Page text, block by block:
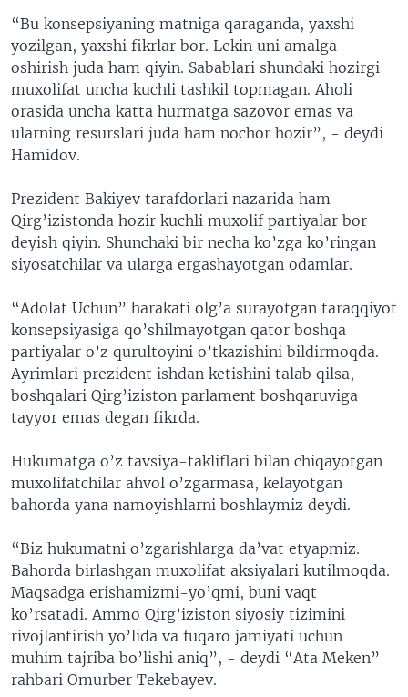
“Bu konsepsiyaning matniga qaraganda, yaxshi
yozilgan, yaxshi fikrlar bor. Lekin uni amalga
oshirish juda ham qiyin. Sabablari shundaki hozirgi
muxolifat uncha kuchli tashkil topmagan. Aholi
orasida uncha katta hurmatga sazovor emas va
ularning resurslari juda ham nochor hozir”, - deydi
Hamidov.
Prezident Bakiyev tarafdorlari nazarida ham
Qirg’izistonda hozir kuchli muxolif partiyalar bor
deyish qiyin. Shunchaki bir necha ko’zga ko’ringan
siyosatchilar va ularga ergashayotgan odamlar.
“Adolat Uchun” harakati olg’a surayotgan taraqqiyot
konsepsiyasiga qo’shilmayotgan qator boshqa
partiyalar o’z qurultoyini o’tkazishini bildirmoqda.
Ayrimlari prezident ishdan ketishini talab qilsa,
boshqalari Qirg’iziston parlament boshqaruviga
tayyor emas degan fikrda.
Hukumatga o’z tavsiya-takliflari bilan chiqayotgan
muxolifatchilar ahvol o’zgarmasa, kelayotgan
bahorda yana namoyishlarni boshlaymiz deydi.
“Biz hukumatni o’zgarishlarga da’vat etyapmiz.
Bahorda birlashgan muxolifat aksiyalari kutilmoqda.
Maqsadga erishamizmi-yo’qmi, buni vaqt
ko’rsatadi. Ammo Qirg’iziston siyosiy tizimini
rivojlantirish yo’lida va fuqaro jamiyati uchun
muhim tajriba bo’lishi aniq”, - deydi “Ata Meken”
rahbari Omurber Tekebayev.